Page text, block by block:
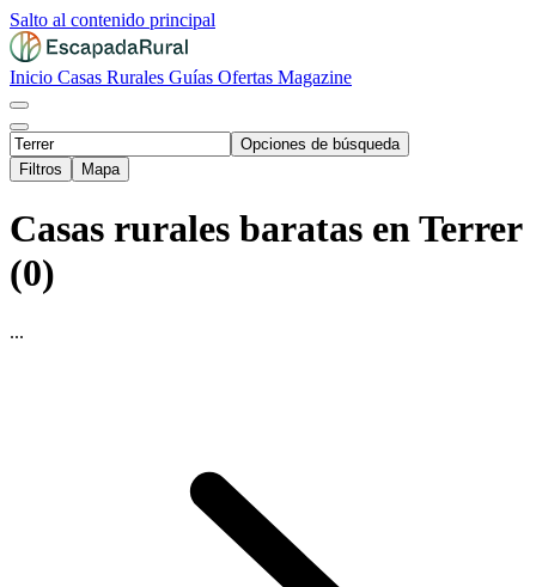
Salto al contenido principal
Inicio Casas Rurales Guías Ofertas Magazine
Opciones de búsqueda
Filtros
Mapa
Casas rurales baratas en Terrer
(0)
...